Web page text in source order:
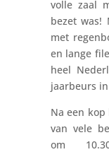
volle zaal
bezet was!
met
en lange
heel
jaarbeurs
Na een
van vele
om